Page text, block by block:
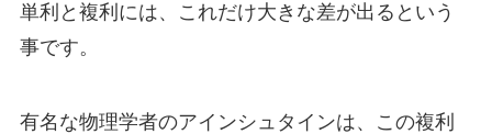
単利と複利には、これだけ大きな差が出るという
事です。
有名な物理学者のアインシュタインは、この複利